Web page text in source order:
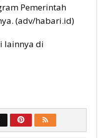
Pemerintah
(adv/habari.id)
lainnya di